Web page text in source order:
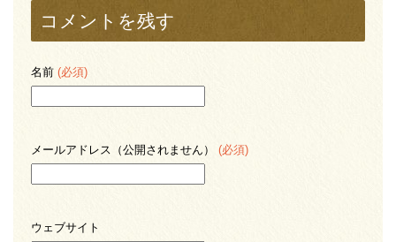
コメントを残す
名前 (必須)
メールアドレス（公開されません） (必須)
ウェブサイト